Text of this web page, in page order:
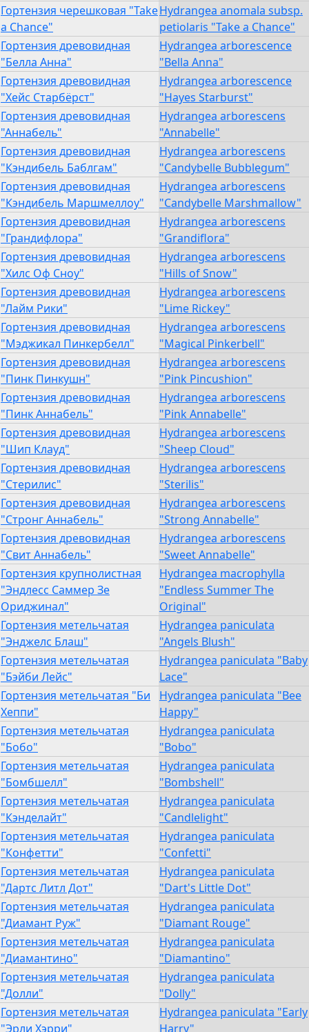
Гортензия черешковая "Take
a Chance"
Hydrangea anomala subsp.
petiolaris "Take a Chance"
Гортензия древовидная
"Белла Анна"
Hydrangea arborescence
"Bella Anna"
Гортензия древовидная
"Хейс Старбёрст"
Hydrangea arborescence
"Hayes Starburst"
Гортензия древовидная
"Аннабель"
Hydrangea arborescens
"Annabelle"
Гортензия древовидная
"Кэндибель Баблгам"
Hydrangea arborescens
"Candybelle Bubblegum"
Гортензия древовидная
"Кэндибель Маршмеллоу"
Hydrangea arborescens
"Candybelle Marshmallow"
Гортензия древовидная
"Грандифлора"
Hydrangea arborescens
"Grandiflora"
Гортензия древовидная
"Хилс Оф Сноу"
Hydrangea arborescens
"Hills of Snow"
Гортензия древовидная
"Лайм Рики"
Hydrangea arborescens
"Lime Rickey"
Гортензия древовидная
"Мэджикал Пинкербелл"
Hydrangea arborescens
"Magical Pinkerbell"
Гортензия древовидная
"Пинк Пинкушн"
Hydrangea arborescens
"Pink Pincushion"
Гортензия древовидная
"Пинк Аннабель"
Hydrangea arborescens
"Pink Annabelle"
Гортензия древовидная
"Шип Клауд"
Hydrangea arborescens
"Sheep Cloud"
Гортензия древовидная
"Стерилис"
Hydrangea arborescens
"Sterilis"
Гортензия древовидная
"Стронг Аннабель"
Hydrangea arborescens
"Strong Annabelle"
Гортензия древовидная
"Свит Аннабель"
Hydrangea arborescens
"Sweet Annabelle"
Гортензия крупнолистная
"Эндлесс Саммер Зе
Ориджинал"
Hydrangea macrophylla
"Endless Summer The
Original"
Гортензия метельчатая
"Энджелс Блаш"
Hydrangea paniculata
"Angels Blush"
Гортензия метельчатая
"Бэйби Лейс"
Hydrangea paniculata "Baby
Lace"
Гортензия метельчатая "Би
Хеппи"
Hydrangea paniculata "Bee
Happy"
Гортензия метельчатая
"Бобо"
Hydrangea paniculata
"Bobo"
Гортензия метельчатая
"Бомбшелл"
Hydrangea paniculata
"Bombshell"
Гортензия метельчатая
"Кэнделайт"
Hydrangea paniculata
"Candlelight"
Гортензия метельчатая
"Конфетти"
Hydrangea paniculata
"Confetti"
Гортензия метельчатая
"Дартс Литл Дот"
Hydrangea paniculata
"Dart's Little Dot"
Гортензия метельчатая
"Диамант Руж"
Hydrangea paniculata
"Diamant Rouge"
Гортензия метельчатая
"Диамантино"
Hydrangea paniculata
"Diamantino"
Гортензия метельчатая
"Долли"
Hydrangea paniculata
"Dolly"
Гортензия метельчатая
"Эрли Хэрри"
Hydrangea paniculata "Early
Harry"